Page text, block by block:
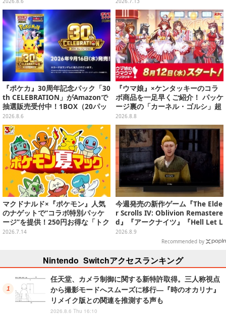
の新カード一挙公開
『ポケカ』30周年記念パック「30
th CELEBRATION」がAmazonで
抽選販売受付中！1BOX（20パッ
ク入り）
2026.8.6
『ウマ娘』×ケンタッキーのコラ
ボ商品を一足早くご紹介！ パッケ
ージ裏の「カーネル・ゴルシ」超
長文コラボ告知は必見、オリジナ
ル商品はガツンと来るにんにくが
美味しくて「全銀河☆ゴルゴルチ
キン化計画」の一部になる【実物
レポ】
2026.8.8
マクドナルド×『ポケモン』人気
のナゲットで“コラボ特別パッケ
ージ”を提供！250円お得な「トク
ニナルド」キャンペーンも
2026.7.14
今週発売の新作ゲーム『The Elde
r Scrolls IV: Oblivion Remastere
d』『アークナイツ』『Hell Let L
oose: Vietnam』他
2026.8.9
Recommended by
Nintendo Switchアクセスランキング
任天堂、カメラ制御に関する新特許取得。三人称視点
から撮影モードへスムーズに移行―『時のオカリナ』
リメイク版との関連を推測する声も
2026.8.6 Thu 16:10